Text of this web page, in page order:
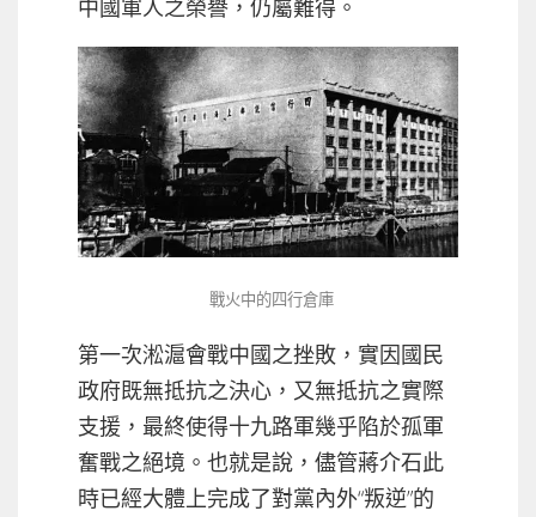
中國軍人之榮譽，仍屬難得。
戰火中的四行倉庫
第一次淞滬會戰中國之挫敗，實因國民
政府既無抵抗之決心，又無抵抗之實際
支援，最終使得十九路軍幾乎陷於孤軍
奮戰之絕境。也就是說，儘管蔣介石此
時已經大體上完成了對黨內外“叛逆”的